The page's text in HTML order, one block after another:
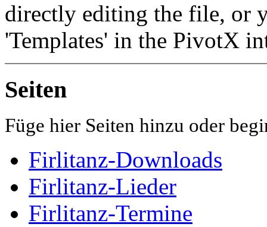
directly editing the file, or
'Templates' in the PivotX
Seiten
Füge hier Seiten hinzu oder
Firlitanz-Downloads
Firlitanz-Lieder
Firlitanz-Termine